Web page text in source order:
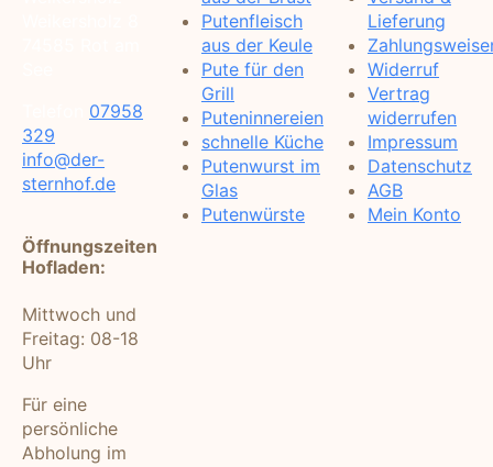
07958
329
info@der-
sternhof.de
Öffnungszeiten
Hofladen:
Mittwoch und
Freitag: 08-18
Uhr
Für eine
persönliche
Abholung im
Putenfleisch
aus der Keule
Pute für den
Grill
Puteninnereien
schnelle Küche
Putenwurst im
Glas
Putenwürste
Lieferung
Widerruf
Vertrag
widerrufen
Impressum
Datenschutz
AGB
Mein Konto